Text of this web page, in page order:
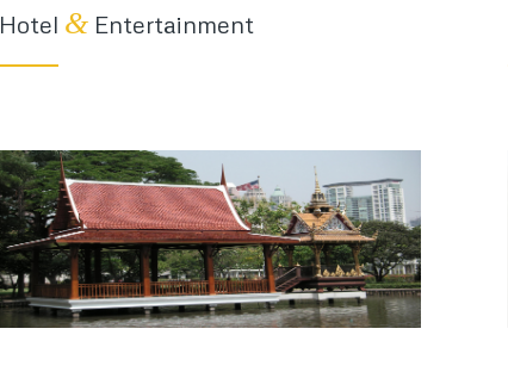
Hotel &Entertainment